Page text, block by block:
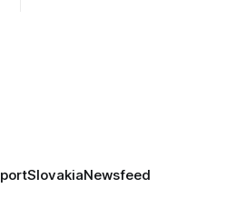
SlovakiaNewsfeed